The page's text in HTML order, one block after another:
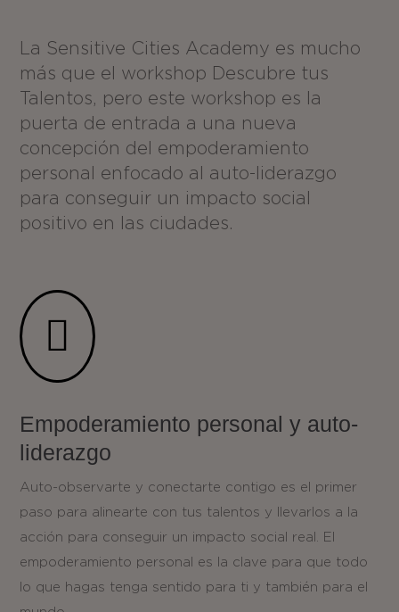
La Sensitive Cities Academy es mucho
más que el workshop Descubre tus
Talentos, pero este workshop es la
puerta de entrada a una nueva
concepción del empoderamiento
personal enfocado al auto-liderazgo
para conseguir un impacto social
positivo en las ciudades.

Empoderamiento personal y auto-
liderazgo
Auto-observarte y conectarte contigo es el primer
paso para alinearte con tus talentos y llevarlos a la
acción para conseguir un impacto social real. El
empoderamiento personal es la clave para que todo
lo que hagas tenga sentido para ti y también para el